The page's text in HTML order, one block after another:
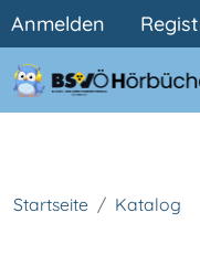
Anmelden
Startseite Katalog